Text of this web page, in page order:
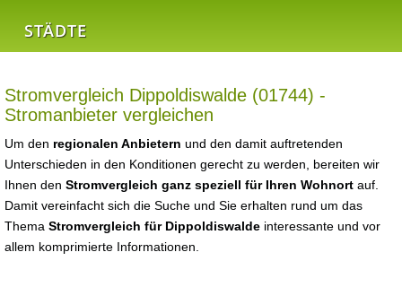
STÄDTE
Stromvergleich Dippoldiswalde (01744) -
Stromanbieter vergleichen
Um den regionalen Anbietern und den damit auftretenden
Unterschieden in den Konditionen gerecht zu werden, bereiten wir
Ihnen den Stromvergleich ganz speziell für Ihren Wohnort auf.
Damit vereinfacht sich die Suche und Sie erhalten rund um das
Thema Stromvergleich für Dippoldiswalde interessante und vor
allem komprimierte Informationen.